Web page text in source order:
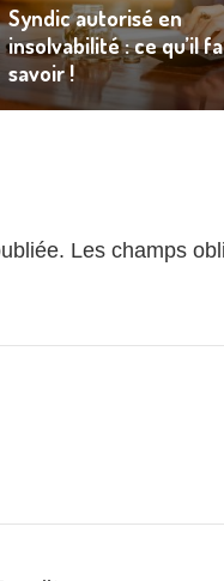
Syndic autorisé en
insolvabilité : ce qu’il
savoir !
Les champs